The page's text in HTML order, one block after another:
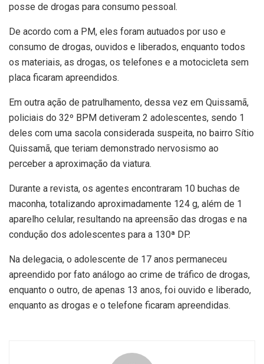
posse de drogas para consumo pessoal.
De acordo com a PM, eles foram autuados por uso e
consumo de drogas, ouvidos e liberados, enquanto todos
os materiais, as drogas, os telefones e a motocicleta sem
placa ficaram apreendidos.
Em outra ação de patrulhamento, dessa vez em Quissamã,
policiais do 32º BPM detiveram 2 adolescentes, sendo 1
deles com uma sacola considerada suspeita, no bairro Sítio
Quissamã, que teriam demonstrado nervosismo ao
perceber a aproximação da viatura.
Durante a revista, os agentes encontraram 10 buchas de
maconha, totalizando aproximadamente 124 g, além de 1
aparelho celular, resultando na apreensão das drogas e na
condução dos adolescentes para a 130ª DP.
Na delegacia, o adolescente de 17 anos permaneceu
apreendido por fato análogo ao crime de tráfico de drogas,
enquanto o outro, de apenas 13 anos, foi ouvido e liberado,
enquanto as drogas e o telefone ficaram apreendidas.